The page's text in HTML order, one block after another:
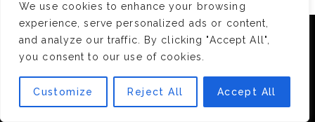
We use cookies to enhance your browsing
experience, serve personalized ads or content,
and analyze our traffic. By clicking "Accept All",
you consent to our use of cookies.
Customize Reject All Accept All
respectent pas les quotas… enfin braconnent quoi ! Parce que depuis
qu’on a plus les ours et les loups dans les forêts faut bien quelqu’un
pour réguler…
0
RÉPONDRE
Nous utilisons des cookies pour vous garantir la meilleure
expérience sur notre site. Si vous continuez à utiliser ce
dernier, nous considérerons que vous acceptez l'utilisation des
cookies.
OK